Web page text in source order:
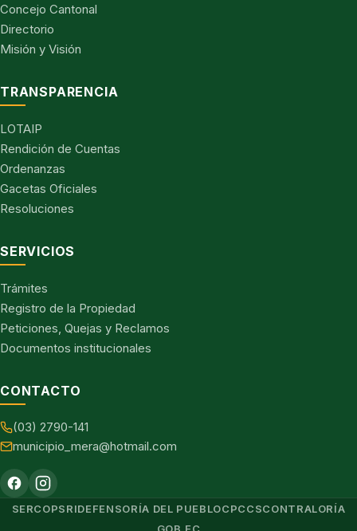
Concejo Cantonal
Directorio
Misión y Visión
TRANSPARENCIA
LOTAIP
Rendición de Cuentas
Ordenanzas
Gacetas Oficiales
Resoluciones
SERVICIOS
Trámites
Registro de la Propiedad
Peticiones, Quejas y Reclamos
Documentos institucionales
CONTACTO
(03) 2790-141
municipio_mera@hotmail.com
SERCOPSRIDEFENSORÍA DEL PUEBLOCPCCSCONTRALORÍA